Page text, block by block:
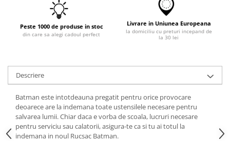
Peste 1000 de produse in stoc
din care sa alegi cadoul perfect
Livrare in Uniunea Europeana
la domiciliu cu preturi incepand de
la 30 lei
Descriere
Batman este intotdeauna pregatit pentru orice provocare
deoarece are la indemana toate ustensilele necesare pentru
salvarea lumii. Chiar daca e vorba de scoala, lucruri necesare
pentru serviciu sau calatorii, asigura-te ca si tu ai totul la
indemana in noul Rucsac Batman.